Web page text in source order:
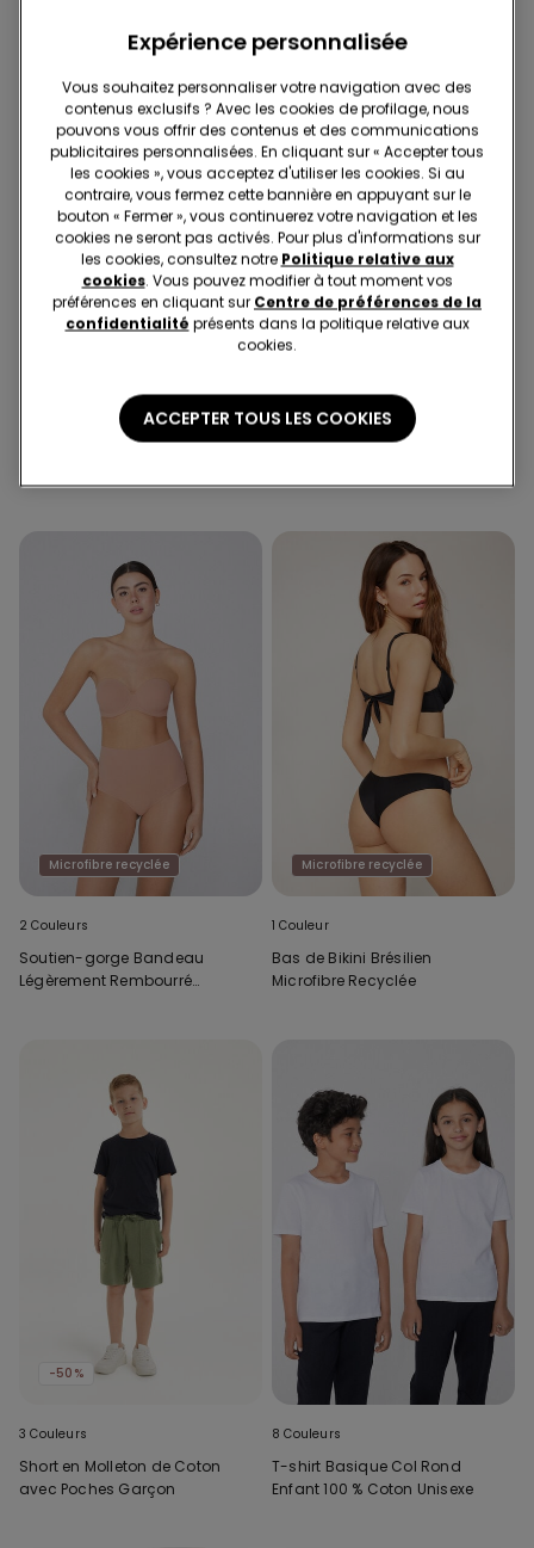
Soutien-gorge Bandeau
Recyclée
4 Couleurs
5 Paires de Chaussettes
Unie Unisexe
Microfibre recyclée
2 Couleurs
Soutien-gorge Bandeau
Légèrement Rembourré
Microfibre recyclée
1 Couleur
Bas de Bikini Brésilien
Microfibre Recyclée
-50%
3 Couleurs
Short en Molleton de Coton
avec Poches Garçon
8 Couleurs
T-shirt Basique Col Rond
Enfant 100 % Coton Unisexe
Expérience personnalisée
Vous souhaitez personnaliser votre navigation avec des
contenus exclusifs ? Avec les cookies de profilage, nous
pouvons vous offrir des contenus et des communications
publicitaires personnalisées. En cliquant sur « Accepter tous
les cookies », vous acceptez d'utiliser les cookies. Si au
contraire, vous fermez cette bannière en appuyant sur le
bouton « Fermer », vous continuerez votre navigation et les
cookies ne seront pas activés. Pour plus d'informations sur
les cookies, consultez notre Politique relative aux
cookies. Vous pouvez modifier à tout moment vos
préférences en cliquant sur Centre de préférences de la
confidentialité présents dans la politique relative aux
cookies.
ACCEPTER TOUS LES COOKIES